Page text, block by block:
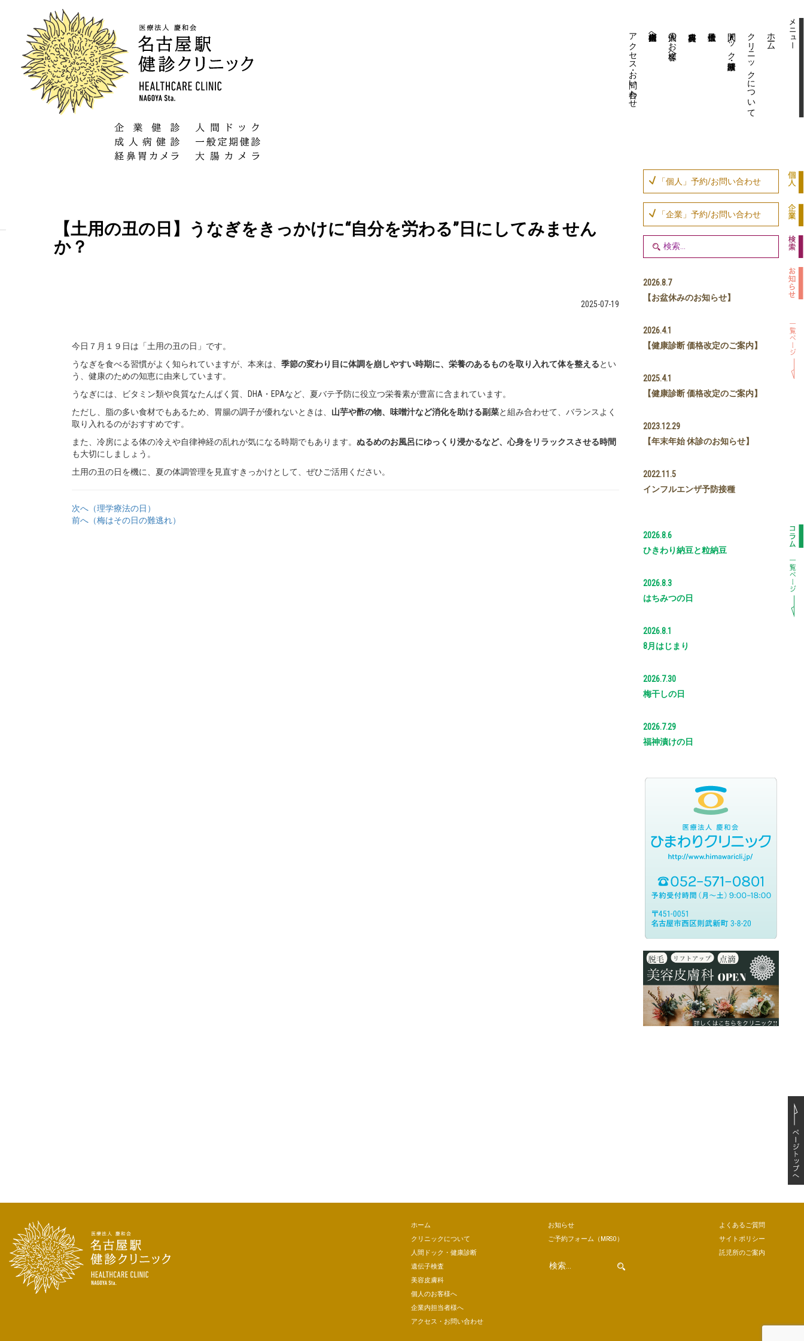
アクセス・お問い合わせ 企業内担当者様へ 個人のお客様へ 人間ドック・健康診断 クリニックについて ホーム
【土用の丑の日】うなぎをきっかけに“自分を労わる”日にしてみません
か？
2025-07-19
今日７月１９日は「土用の丑の日」です。
うなぎを食べる習慣がよく知られていますが、本来は、 季節の変わり目に体調を崩しやすい時期に、栄養のあるものを取り入れて体を整えるとい
う、健康のための知恵に由来しています。
うなぎには、ビタミン類や良質なたんぱく質、DHA・EPAなど、夏バテ予防に役立つ栄養素が豊富に含まれています。
ただし、脂の多い食材でもあるため、胃腸の調子が優れないときは、 山芋や酢の物、味噌汁など消化を助ける副菜と組み合わせて、バランスよく
取り入れるのがおすすめです。
また、冷房による体の冷えや自律神経の乱れが気になる時期でもあります。 ぬるめのお風呂にゆっくり浸かるなど、心身をリラックスさせる時間
も大切にしましょう。
土用の丑の日を機に、夏の体調管理を見直すきっかけとして、ぜひご活用ください。
次へ（理学療法の日）
前へ（梅はその日の難逃れ）
「個人」予約/お問い合わせ
「企業」予約/お問い合わせ
2026.8.7
【お盆休みのお知らせ】
2026.4.1
【健康診断 価格改定のご案内】
2025.4.1
【健康診断 価格改定のご案内】
2023.12.29
【年末年始 休診のお知らせ】
2022.11.5
インフルエンザ予防接種
2026.8.6
ひきわり納豆と粒納豆
2026.8.3
はちみつの日
2026.8.1
8月はじまり
2026.7.30
梅干しの日
2026.7.29
福神漬けの日
ホーム
クリニックについて
人間ドック・健康診断
遺伝子検査
美容皮膚科
個人のお客様へ
企業内担当者様へ
アクセス・お問い合わせ
お知らせ
ご予約フォーム （MRSO）
よくあるご質問
サイトポリシー
託児所のご案内